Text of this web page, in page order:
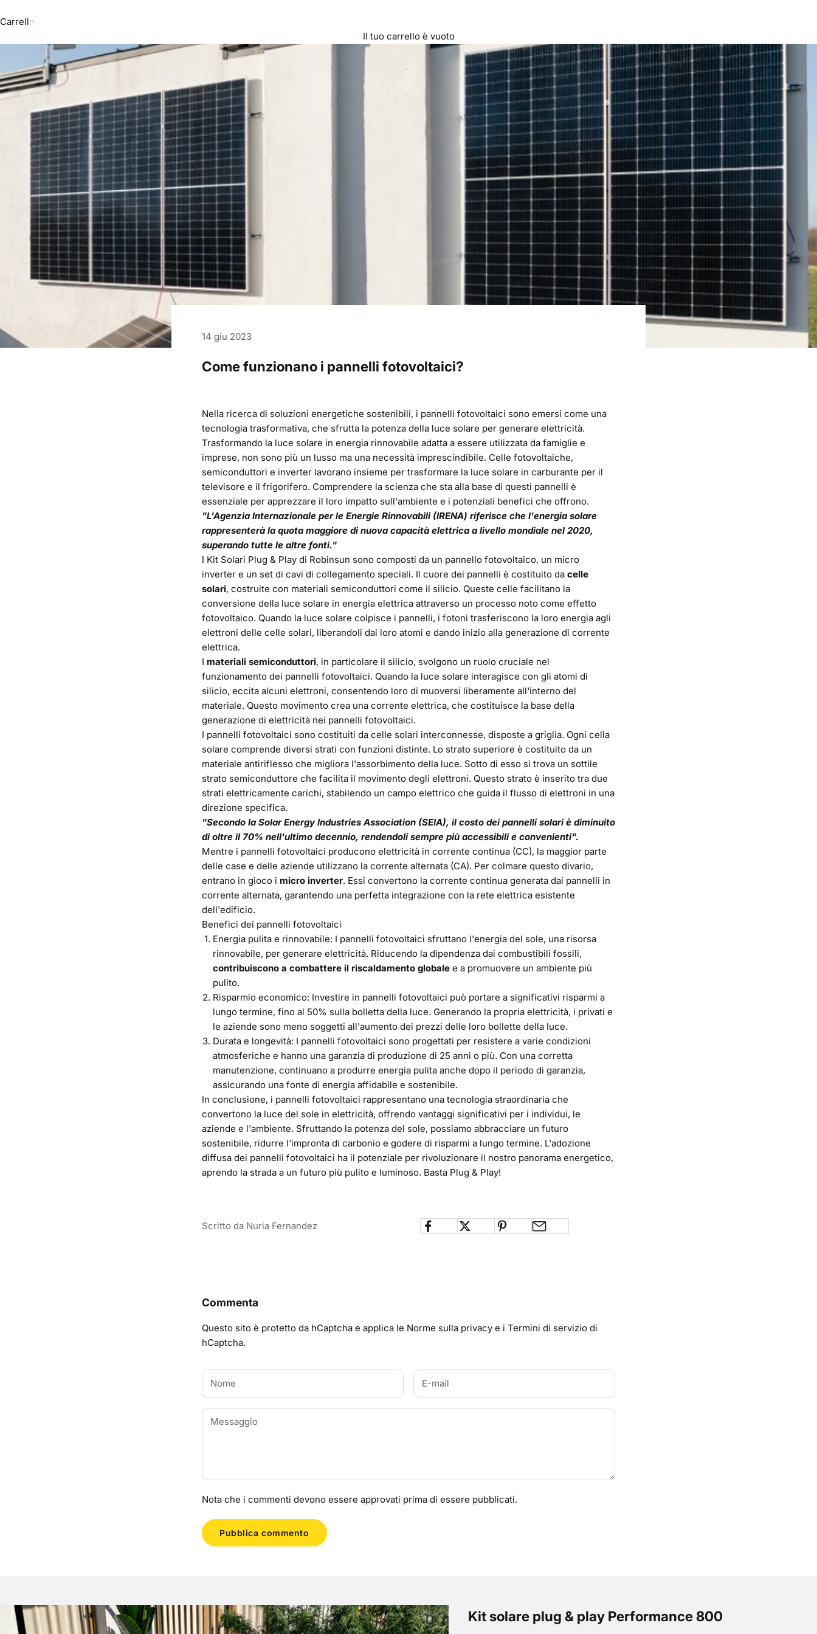
Carrello
Il tuo carrello è vuoto
14 giu 2023
Come funzionano i pannelli fotovoltaici?
Nella ricerca di soluzioni energetiche sostenibili, i pannelli fotovoltaici sono emersi come una
tecnologia trasformativa, che sfrutta la potenza della luce solare per generare elettricità.
Trasformando la luce solare in energia rinnovabile adatta a essere utilizzata da famiglie e
imprese, non sono più un lusso ma una necessità imprescindibile. Celle fotovoltaiche,
semiconduttori e inverter lavorano insieme per trasformare la luce solare in carburante per il
televisore e il frigorifero. Comprendere la scienza che sta alla base di questi pannelli è
essenziale per apprezzare il loro impatto sull'ambiente e i potenziali benefici che offrono.
"L'Agenzia Internazionale per le Energie Rinnovabili (IRENA) riferisce che l'energia solare
rappresenterà la quota maggiore di nuova capacità elettrica a livello mondiale nel 2020,
superando tutte le altre fonti."
I Kit Solari Plug & Play di Robinsun sono composti da un pannello fotovoltaico, un micro
inverter e un set di cavi di collegamento speciali. Il cuore dei pannelli è costituito da celle
solari, costruite con materiali semiconduttori come il silicio. Queste celle facilitano la
conversione della luce solare in energia elettrica attraverso un processo noto come effetto
fotovoltaico. Quando la luce solare colpisce i pannelli, i fotoni trasferiscono la loro energia agli
elettroni delle celle solari, liberandoli dai loro atomi e dando inizio alla generazione di corrente
elettrica.
I materiali semiconduttori, in particolare il silicio, svolgono un ruolo cruciale nel
funzionamento dei pannelli fotovoltaici. Quando la luce solare interagisce con gli atomi di
silicio, eccita alcuni elettroni, consentendo loro di muoversi liberamente all'interno del
materiale. Questo movimento crea una corrente elettrica, che costituisce la base della
generazione di elettricità nei pannelli fotovoltaici.
I pannelli fotovoltaici sono costituiti da celle solari interconnesse, disposte a griglia. Ogni cella
solare comprende diversi strati con funzioni distinte. Lo strato superiore è costituito da un
materiale antiriflesso che migliora l'assorbimento della luce. Sotto di esso si trova un sottile
strato semiconduttore che facilita il movimento degli elettroni. Questo strato è inserito tra due
strati elettricamente carichi, stabilendo un campo elettrico che guida il flusso di elettroni in una
direzione specifica.
"Secondo la Solar Energy Industries Association (SEIA), il costo dei pannelli solari è diminuito
di oltre il 70% nell'ultimo decennio, rendendoli sempre più accessibili e convenienti".
Mentre i pannelli fotovoltaici producono elettricità in corrente continua (CC), la maggior parte
delle case e delle aziende utilizzano la corrente alternata (CA). Per colmare questo divario,
entrano in gioco i micro inverter. Essi convertono la corrente continua generata dai pannelli in
corrente alternata, garantendo una perfetta integrazione con la rete elettrica esistente
dell'edificio.
Benefici dei pannelli fotovoltaici
Energia pulita e rinnovabile: I pannelli fotovoltaici sfruttano l'energia del sole, una risorsa
rinnovabile, per generare elettricità. Riducendo la dipendenza dai combustibili fossili,
contribuiscono a combattere il riscaldamento globale e a promuovere un ambiente più
pulito.
Risparmio economico: Investire in pannelli fotovoltaici può portare a significativi risparmi a
lungo termine, fino al 50% sulla bolletta della luce. Generando la propria elettricità, i privati e
le aziende sono meno soggetti all'aumento dei prezzi delle loro bollette della luce.
Durata e longevità: I pannelli fotovoltaici sono progettati per resistere a varie condizioni
atmosferiche e hanno una garanzia di produzione di 25 anni o più. Con una corretta
manutenzione, continuano a produrre energia pulita anche dopo il periodo di garanzia,
assicurando una fonte di energia affidabile e sostenibile.
In conclusione, i pannelli fotovoltaici rappresentano una tecnologia straordinaria che
convertono la luce del sole in elettricità, offrendo vantaggi significativi per i individui, le
aziende e l'ambiente. Sfruttando la potenza del sole, possiamo abbracciare un futuro
sostenibile, ridurre l'impronta di carbonio e godere di risparmi a lungo termine. L'adozione
diffusa dei pannelli fotovoltaici ha il potenziale per rivoluzionare il nostro panorama energetico,
aprendo la strada a un futuro più pulito e luminoso. Basta Plug & Play!
Scritto da Nuria Fernandez
Commenta
Questo sito è protetto da hCaptcha e applica le Norme sulla privacy e i Termini di servizio di
hCaptcha.
Nota che i commenti devono essere approvati prima di essere pubblicati.
Pubblica commento
Kit solare plug & play Performance 800